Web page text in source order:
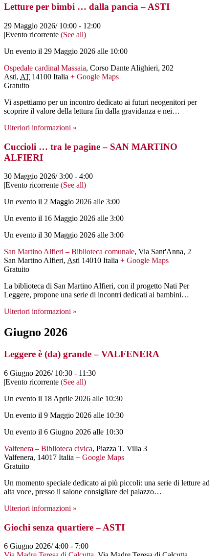
Letture per bimbi … dalla pancia – ASTI
29 Maggio 2026/ 10:00 - 12:00
|Evento ricorrente (See all)
Un evento il 29 Maggio 2026 alle 10:00
Ospedale cardinal Massaia, Corso Dante Alighieri, 202
Asti, AT 14100 Italia + Google Maps
Gratuito
Vi aspettiamo per un incontro dedicato ai futuri neogenitori per
scoprire il valore della lettura fin dalla gravidanza e nei…
Ulteriori informazioni »
Cuccioli … tra le pagine – SAN MARTINO
ALFIERI
30 Maggio 2026/ 3:00 - 4:00
|Evento ricorrente (See all)
Un evento il 2 Maggio 2026 alle 3:00
Un evento il 16 Maggio 2026 alle 3:00
Un evento il 30 Maggio 2026 alle 3:00
San Martino Alfieri – Biblioteca comunale, Via Sant'Anna, 2
San Martino Alfieri, Asti 14010 Italia + Google Maps
Gratuito
La biblioteca di San Martino Alfieri, con il progetto Nati Per
Leggere, propone una serie di incontri dedicati ai bambini…
Ulteriori informazioni »
Giugno 2026
Leggere è (da) grande – VALFENERA
6 Giugno 2026/ 10:30 - 11:30
|Evento ricorrente (See all)
Un evento il 18 Aprile 2026 alle 10:30
Un evento il 9 Maggio 2026 alle 10:30
Un evento il 6 Giugno 2026 alle 10:30
Valfenera – Biblioteca civica, Piazza T. Villa 3
Valfenera, 14017 Italia + Google Maps
Gratuito
Un momento speciale dedicato ai più piccoli: una serie di letture ad
alta voce, presso il salone consigliare del palazzo…
Ulteriori informazioni »
Giochi senza quartiere – ASTI
6 Giugno 2026/ 4:00 - 7:00